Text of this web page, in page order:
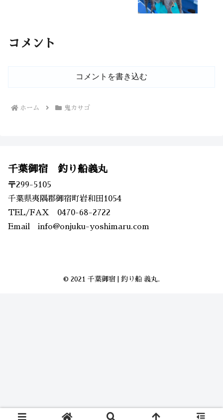
コメント
コメントを書き込む
ホーム 鬼カサゴ
千葉御宿 釣り船義丸
〒299-5105
千葉県夷隅郡御宿町岩和田1054
TEL/FAX 0470-68-2722
Email info@onjuku-yoshimaru.com
© 2021 千葉御宿 | 釣り船 義丸.